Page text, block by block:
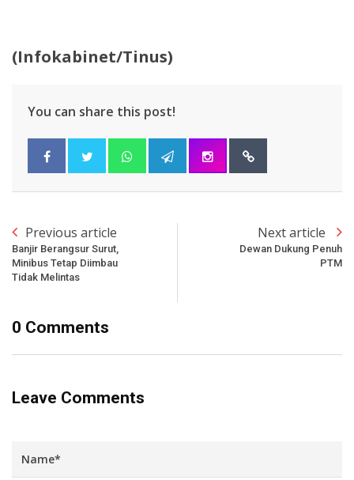
(Infokabinet/Tinus)
You can share this post!
Previous article
Banjir Berangsur Surut,
Minibus Tetap Diimbau
Tidak Melintas
Next article
Dewan Dukung Penuh
PTM
0 Comments
Leave Comments